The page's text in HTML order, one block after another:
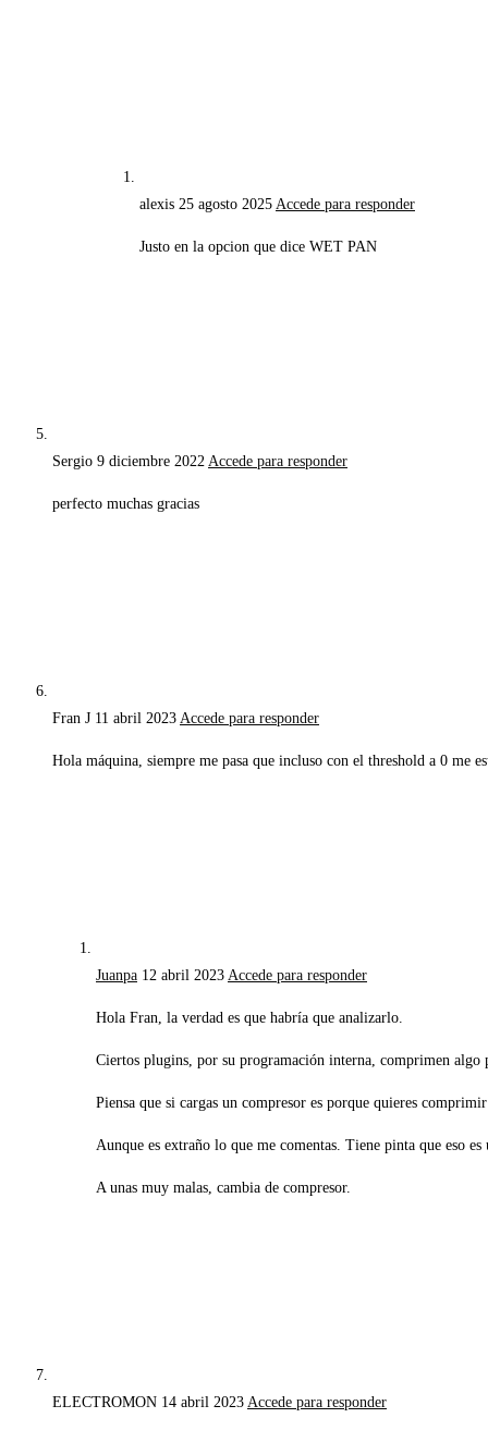
alexis 25 agosto 2025 Accede para responder
Justo en la opcion que dice WET PAN
Sergio 9 diciembre 2022 Accede para responder
perfecto muchas gracias
Fran J 11 abril 2023 Accede para responder
Hola máquina, siempre me pasa que incluso con el threshold a 0 me
Juanpa 12 abril 2023 Accede para responder
Hola Fran, la verdad es que habría que analizarlo.
Ciertos plugins, por su programación interna, comprimen algo
Piensa que si cargas un compresor es porque quieres
Aunque es extraño lo que me comentas. Tiene pinta que eso
A unas muy malas, cambia de compresor.
ELECTROMON 14 abril 2023 Accede para responder